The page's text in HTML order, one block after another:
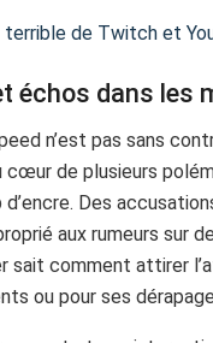
terrible de Twitch et
échos dans les
n’est pas sans
cœur de plusieurs
Des
aux rumeurs sur
sait comment attirer
ou pour ses